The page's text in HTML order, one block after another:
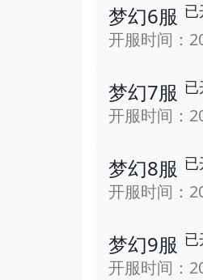
梦幻6服 已
开服时间：
梦幻7服 已
开服时间：
梦幻8服 已
开服时间：
梦幻9服 已
开服时间：